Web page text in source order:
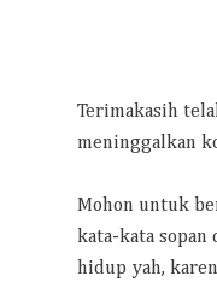
Terimakasih
meninggalkan
Mohon untuk
kata-kata
hidup yah,